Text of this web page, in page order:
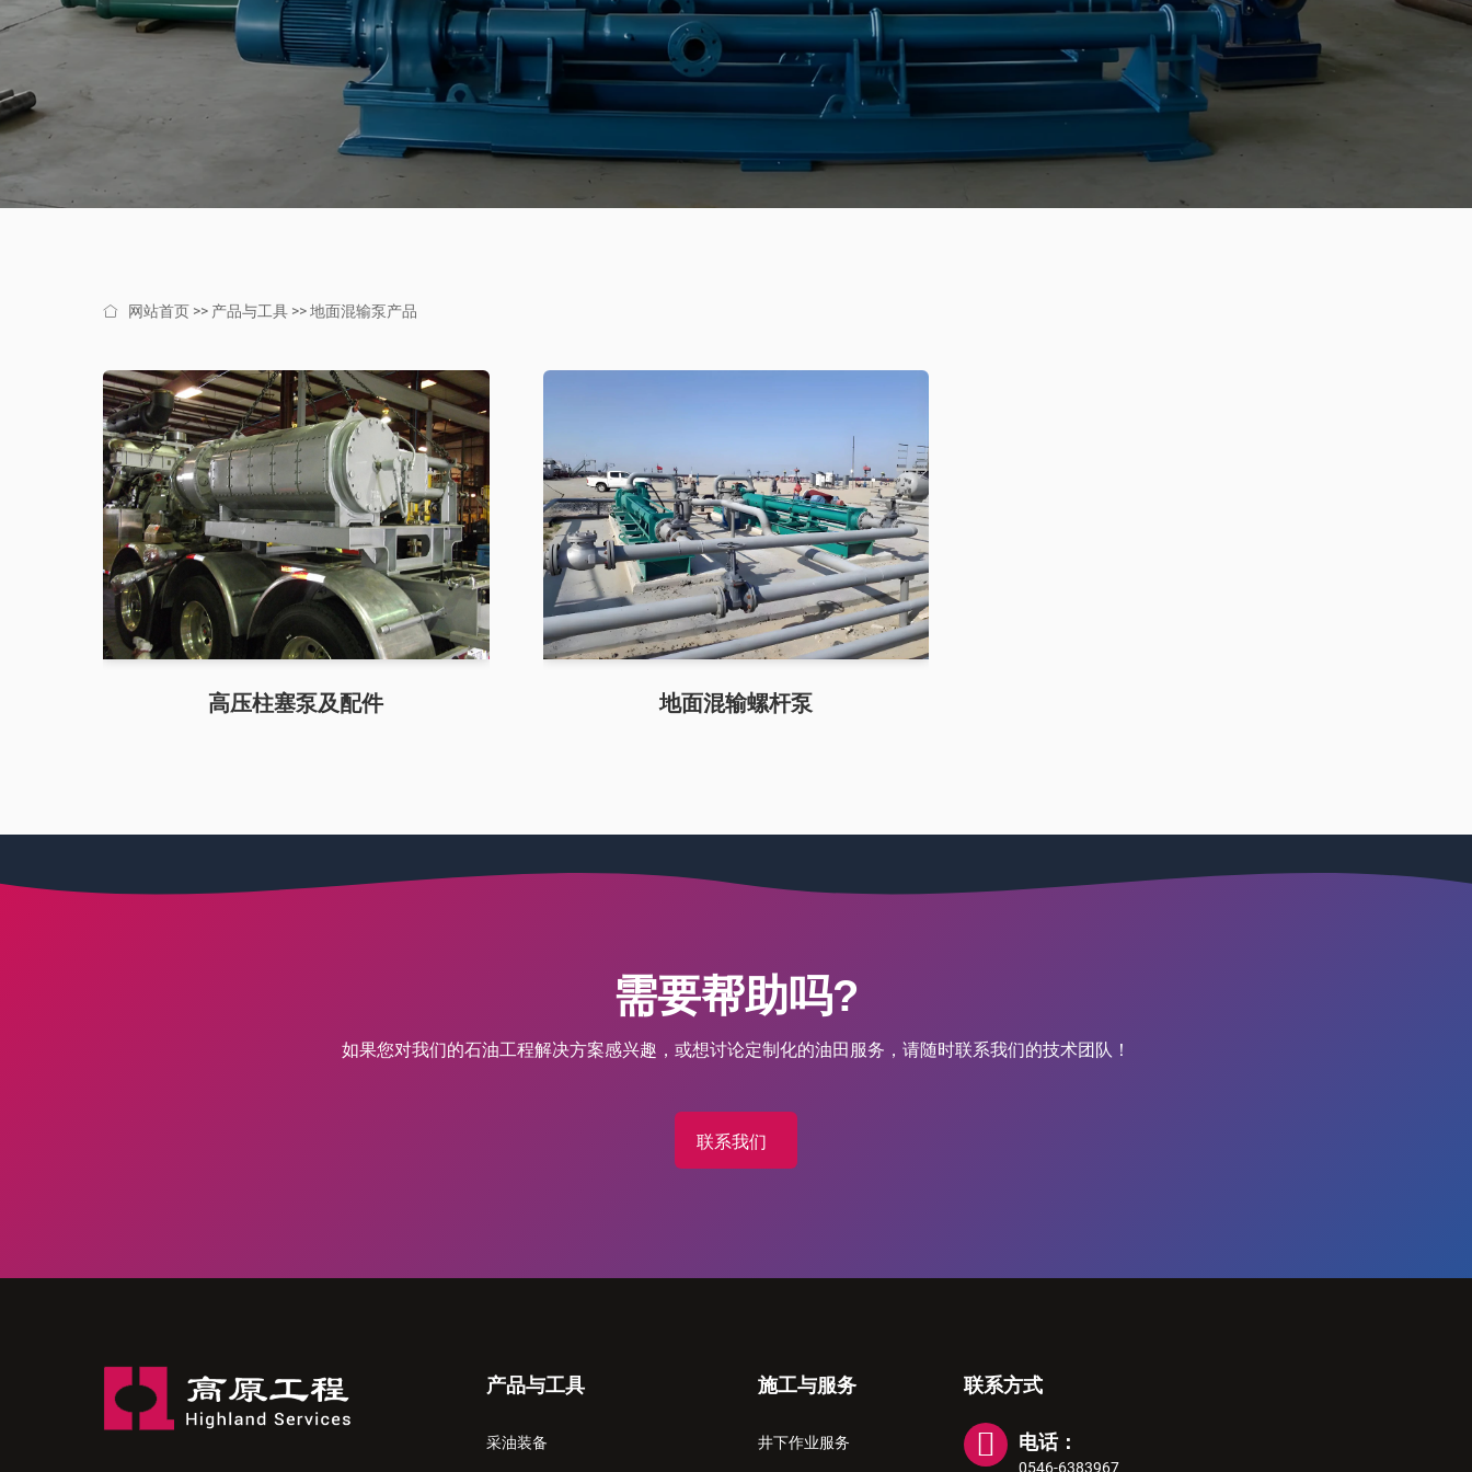
网站首页 >> 产品与工具 >>地面混输泵产品
高压柱塞泵及配件 地面混输螺杆泵
需要帮助吗?
如果您对我们的石油工程解决方案感兴趣，或想讨论定制化的油田服务，请随时联系我们的技术团队！
联系我们
产品与工具
采油装备
施工与服务
井下作业服务
联系方式
电话：
0546-6383967